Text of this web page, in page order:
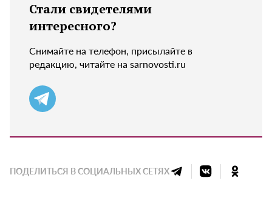
Стали свидетелями
интересного?
Снимайте на телефон, присылайте в
редакцию, читайте на sarnovosti.ru
ПОДЕЛИТЬСЯ В СОЦИАЛЬНЫХ СЕТЯХ